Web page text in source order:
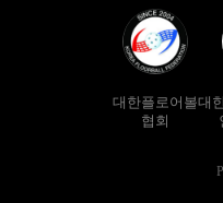
대한플로어볼
협회
대